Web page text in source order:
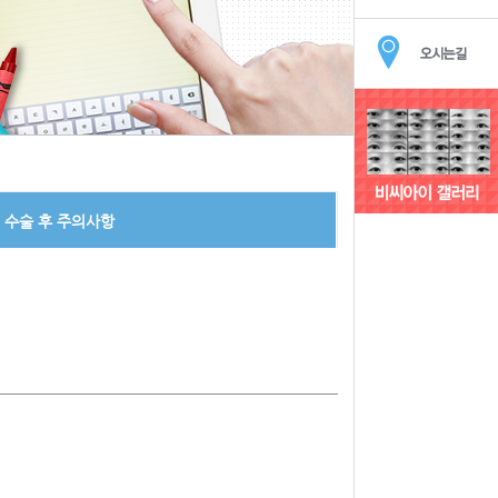
수술 후 주의사항